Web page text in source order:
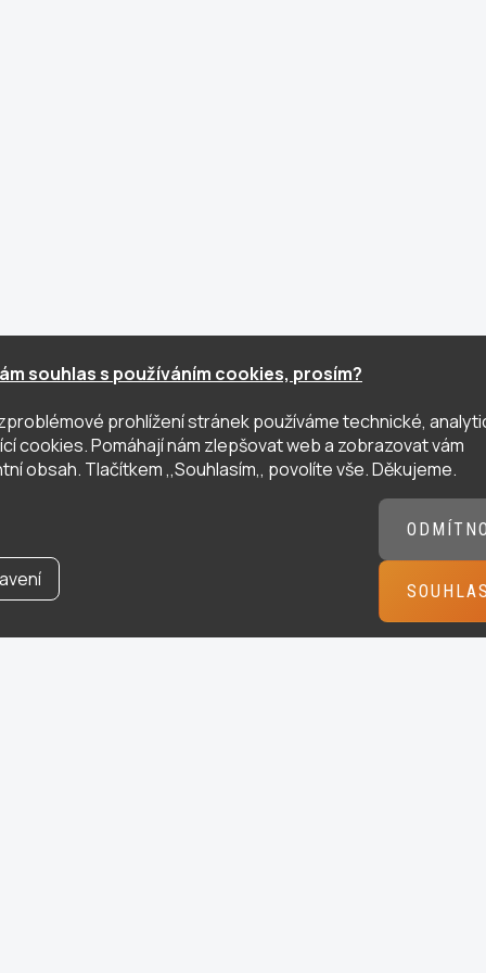
souhlas s používáním cookies, prosím?
prohlížení stránek používáme technické,
cookies. Pomáhají nám zlepšovat web a zobrazovat vám
obsah. Tlačítkem ,,Souhlasím,, povolíte vše. Děkujeme.